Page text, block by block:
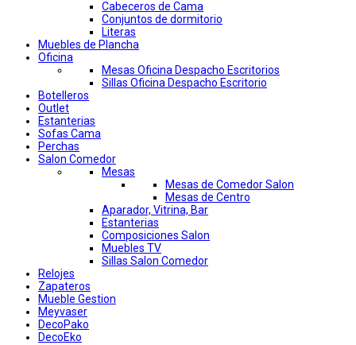
Cabeceros de Cama
Conjuntos de dormitorio
Literas
Muebles de Plancha
Oficina
Mesas Oficina Despacho Escritorios
Sillas Oficina Despacho Escritorio
Botelleros
Outlet
Estanterias
Sofas Cama
Perchas
Salon Comedor
Mesas
Mesas de Comedor Salon
Mesas de Centro
Aparador, Vitrina, Bar
Estanterias
Composiciones Salon
Muebles TV
Sillas Salon Comedor
Relojes
Zapateros
Mueble Gestion
Meyvaser
DecoPako
DecoEko